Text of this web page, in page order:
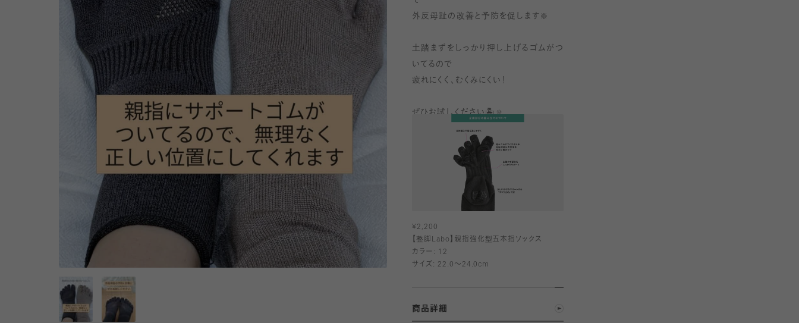
外反母趾の改善と予防を促します❇️
土踏まずをしっかり押し上げるゴムがつ
いてるので
疲れにくく、むくみにくい！
ぜひお試しください🏝️🔅
¥ 2,200
【整脚Labo】親指強化型五本指ソックス
カラー: 12
サイズ: 22.0～24.0cm
商品詳細